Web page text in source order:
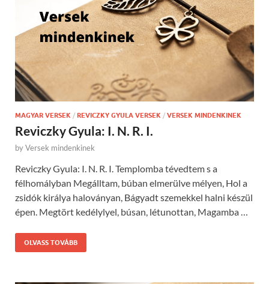
MAGYAR VERSEK / REVICZKY GYULA VERSEK / VERSEK MINDENKINEK
Reviczky Gyula: I. N. R. I.
byVersek mindenkinek
Reviczky Gyula: I. N. R. I. Templomba tévedtem s a
félhomályban Megálltam, búban elmerülve mélyen, Hol a
zsidók királya haloványan, Bágyadt szemekkel halni készül
épen. Megtört kedélylyel, búsan, létunottan, Magamba …
OLVASS TOVÁBB